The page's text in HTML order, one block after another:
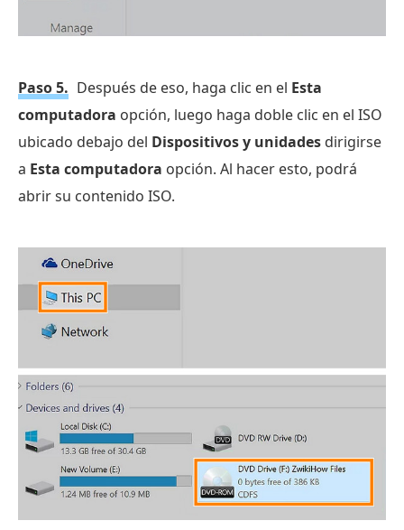
Paso 5. Después de eso, haga clic en el Esta
computadora opción, luego haga doble clic en el ISO
ubicado debajo del Dispositivos y unidades dirigirse
a Esta computadora opción. Al hacer esto, podrá
abrir su contenido ISO.